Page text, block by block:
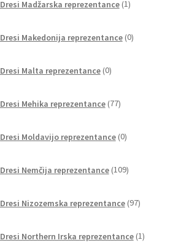
Dresi Madžarska reprezentance 1izdelek
Dresi Makedonija reprezentance 0izdelkov
Dresi Malta reprezentance 0izdelkov
Dresi Mehika reprezentance 77izdelkov
Dresi Moldavijo reprezentance 0izdelkov
Dresi Nemčija reprezentance 109izdelkov
Dresi Nizozemska reprezentance 97izdelkov
Dresi Northern Irska reprezentance 1izdelek